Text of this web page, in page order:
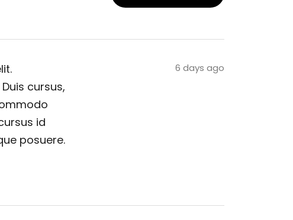
cursus,
id
posuere.
6 days ago